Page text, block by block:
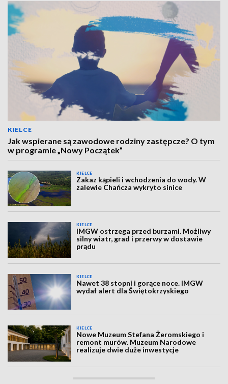
KIELCE
Jak wspierane są zawodowe rodziny zastępcze? O tym
w programie „Nowy Początek”
KIELCE
Zakaz kąpieli i wchodzenia do wody. W
zalewie Chańcza wykryto sinice
KIELCE
IMGW ostrzega przed burzami. Możliwy
silny wiatr, grad i przerwy w dostawie
prądu
KIELCE
Nawet 38 stopni i gorące noce. IMGW
wydał alert dla Świętokrzyskiego
KIELCE
Nowe Muzeum Stefana Żeromskiego i
remont murów. Muzeum Narodowe
realizuje dwie duże inwestycje